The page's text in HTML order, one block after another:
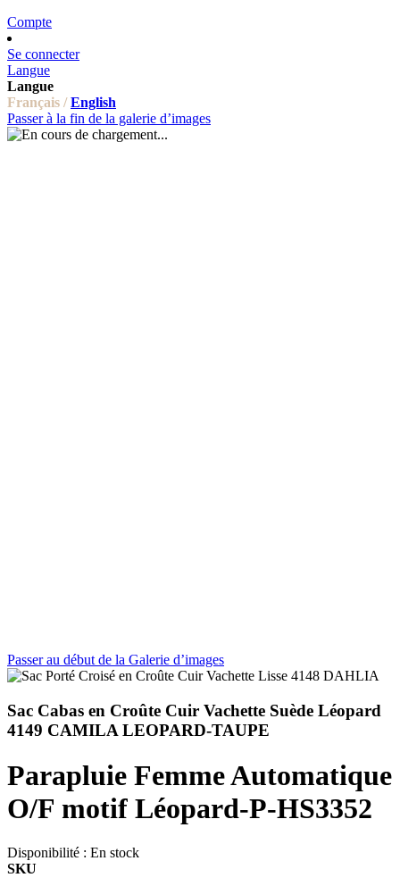
Compte
Se connecter
Langue
Langue
Français / English
Passer à la fin de la galerie d’images
Passer au début de la Galerie d’images
Sac Cabas en Croûte Cuir Vachette Suède Léopard
4149 CAMILA LEOPARD-TAUPE
Parapluie Femme Automatique
O/F motif Léopard-P-HS3352
Disponibilité : En stock
SKU